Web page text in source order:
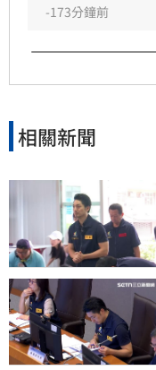
-173分鐘前
相關新聞